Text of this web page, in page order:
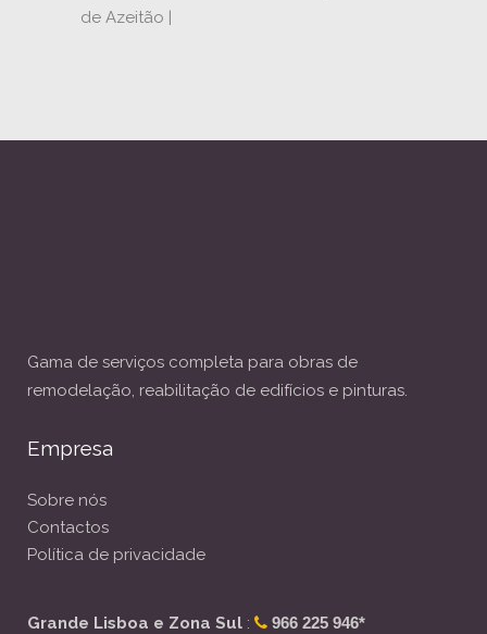
de Azeitão |
Gama de serviços completa para obras de
remodelação, reabilitação de edifícios e pinturas.
Empresa
Sobre nós
Contactos
Política de privacidade
Grande Lisboa e Zona Sul : 966 225 946*